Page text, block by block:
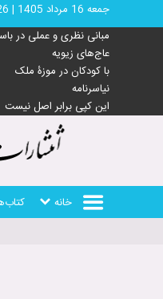
جمعه 16 مرداد 1405 |
مبانی نظری و عملی در
عاج‌های زیویه
با کودکان در موزۀ ملک
نیاسرنامه
این کپی برابر اصل نیست
خانه